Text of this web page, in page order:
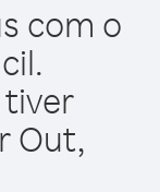
com o
Out,